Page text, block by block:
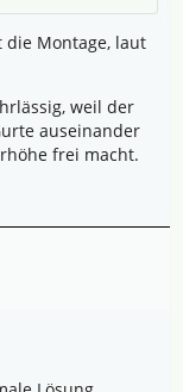
Montage, laut
weil der
auseinander
frei macht.